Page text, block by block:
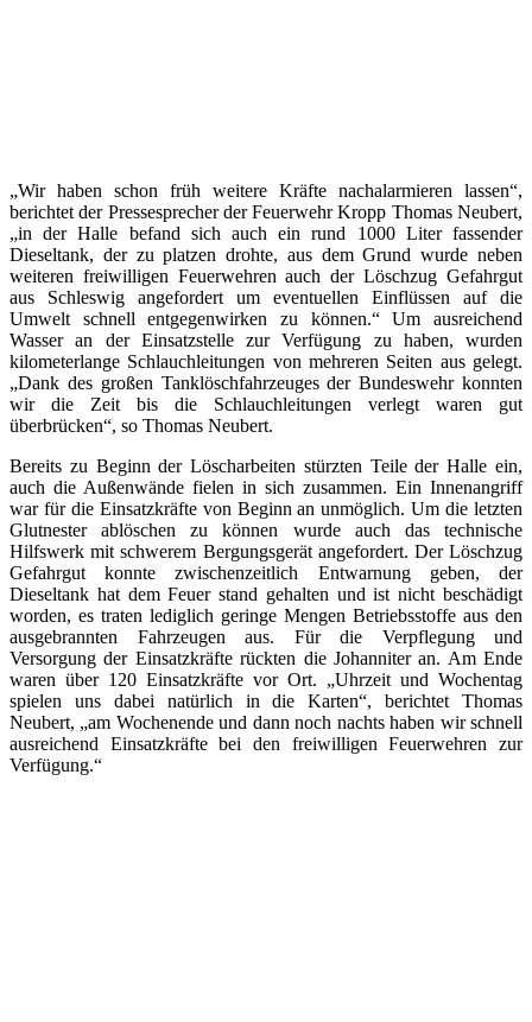
„Wir haben schon früh weitere Kräfte nachalarmieren lassen“,
berichtet der Pressesprecher der Feuerwehr Kropp Thomas Neubert,
„in der Halle befand sich auch ein rund 1000 Liter fassender
Dieseltank, der zu platzen drohte, aus dem Grund wurde neben
weiteren freiwilligen Feuerwehren auch der Löschzug Gefahrgut
aus Schleswig angefordert um eventuellen Einflüssen auf die
Umwelt schnell entgegenwirken zu können.“ Um ausreichend
Wasser an der Einsatzstelle zur Verfügung zu haben, wurden
kilometerlange Schlauchleitungen von mehreren Seiten aus gelegt.
„Dank des großen Tanklöschfahrzeuges der Bundeswehr konnten
wir die Zeit bis die Schlauchleitungen verlegt waren gut
überbrücken“, so Thomas Neubert.
Bereits zu Beginn der Löscharbeiten stürzten Teile der Halle ein,
auch die Außenwände fielen in sich zusammen. Ein Innenangriff
war für die Einsatzkräfte von Beginn an unmöglich. Um die letzten
Glutnester ablöschen zu können wurde auch das technische
Hilfswerk mit schwerem Bergungsgerät angefordert. Der Löschzug
Gefahrgut konnte zwischenzeitlich Entwarnung geben, der
Dieseltank hat dem Feuer stand gehalten und ist nicht beschädigt
worden, es traten lediglich geringe Mengen Betriebsstoffe aus den
ausgebrannten Fahrzeugen aus. Für die Verpflegung und
Versorgung der Einsatzkräfte rückten die Johanniter an. Am Ende
waren über 120 Einsatzkräfte vor Ort. „Uhrzeit und Wochentag
spielen uns dabei natürlich in die Karten“, berichtet Thomas
Neubert, „am Wochenende und dann noch nachts haben wir schnell
ausreichend Einsatzkräfte bei den freiwilligen Feuerwehren zur
Verfügung.“